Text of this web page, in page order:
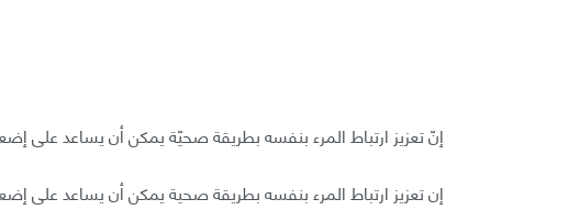
إنّ تعزيز ارتباط المرء بنفسه بطريقة صحيّة يمكن أن يساعد على
إن تعزيز ارتباط المرء بنفسه بطريقة صحية يمكن أن يساعد على